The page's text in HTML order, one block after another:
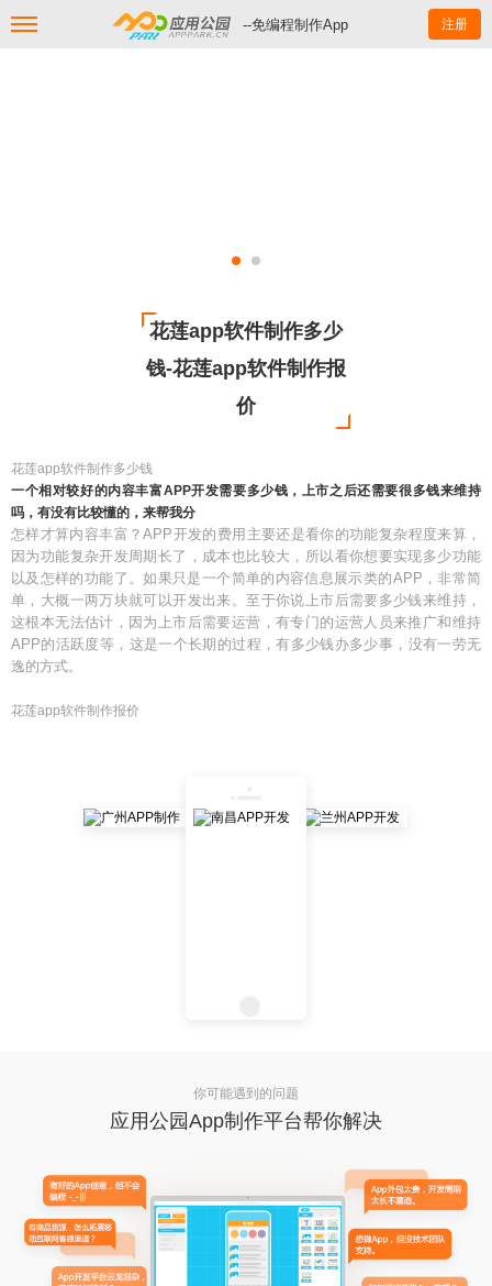
--免编程制作App 注册
花莲app软件制作多少
钱-花莲app软件制作报
价
花莲app软件制作多少钱
一个相对较好的内容丰富APP开发需要多少钱，上市之后还需要很多钱来维持
吗，有没有比较懂的，来帮我分
怎样才算内容丰富？APP开发的费用主要还是看你的功能复杂程度来算，
因为功能复杂开发周期长了，成本也比较大，所以看你想要实现多少功能
以及怎样的功能了。如果只是一个简单的内容信息展示类的APP，非常简
单，大概一两万块就可以开发出来。至于你说上市后需要多少钱来维持，
这根本无法估计，因为上市后需要运营，有专门的运营人员来推广和维持
APP的活跃度等，这是一个长期的过程，有多少钱办多少事，没有一劳无
逸的方式。
花莲app软件制作报价
你可能遇到的问题
应用公园App制作平台帮你解决